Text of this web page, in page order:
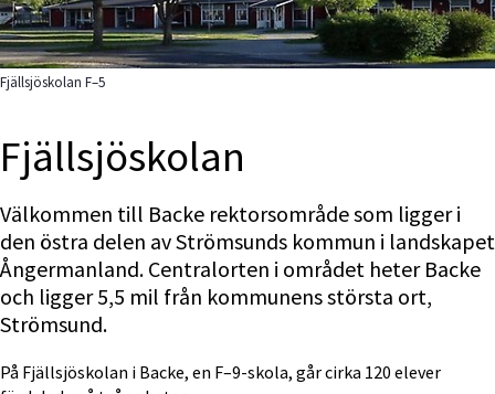
Fjällsjöskolan F–5
Fjällsjö­skolan
Välkommen till Backe rektorsområde som ligger i
den östra delen av Strömsunds kommun i landskapet
Ångermanland. Centralorten i området heter Backe
och ligger 5,5 mil från kommunens största ort,
Strömsund.
På Fjällsjöskolan i Backe, en F–9-skola, går cirka 120 elever